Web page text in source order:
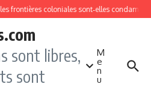
coloniales sont‑elles condamnées ?
sont libres,
sont
M
e
n
u